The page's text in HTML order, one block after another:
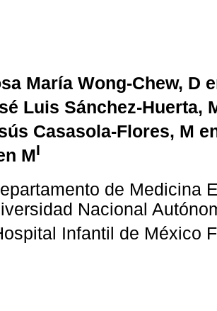
María Wong-Chew, D
Luis Sánchez-Huerta,
Casasola-Flores, M
MI
de Medicina
Nacional
Infantil de México